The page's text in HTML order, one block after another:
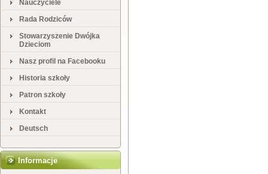
Nauczyciele
Rada Rodziców
Stowarzyszenie Dwójka
Dzieciom
Nasz profil na Facebooku
Historia szkoły
Patron szkoły
Kontakt
Deutsch
Informacje